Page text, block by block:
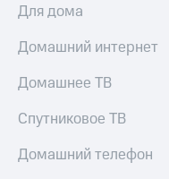
Для дома
Домашний интернет
Домашнее ТВ
Спутниковое ТВ
Домашний телефон